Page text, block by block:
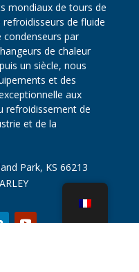
mondiaux de tours de
de fluide
par
de chaleur
un siècle, nous
et des
aux
refroidissement de
et de la
Park, KS 66213